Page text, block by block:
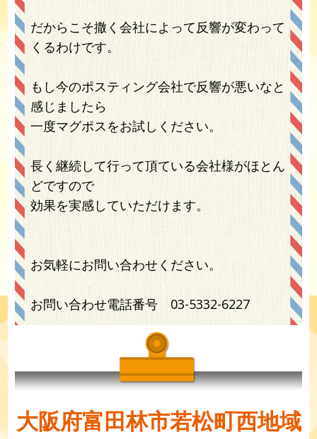
だからこそ撒く会社によって反響が変わって
くるわけです。
もし今のポスティング会社で反響が悪いなと
感じましたら
一度マグポスをお試しください。
長く継続して行って頂ている会社様がほとん
どですので
効果を実感していただけます。
お気軽にお問い合わせください。
お問い合わせ電話番号 03-5332-6227
大阪府富田林市若松町西地域